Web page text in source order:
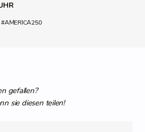
#AMERICA250
gefallen?
sie diesen teilen!